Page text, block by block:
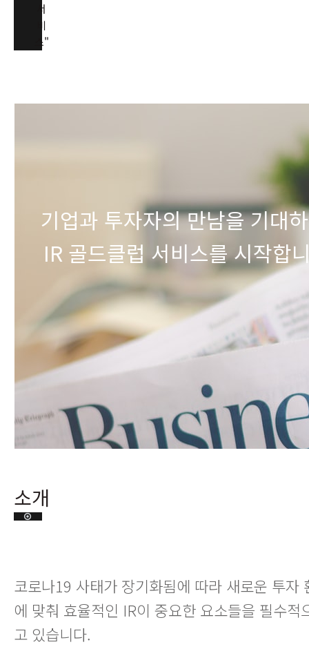
서
비
스"
기업과 투자자의 만남을 기대
IR 골드클럽 서비스를 시작합
소개
코로나19 사태가 장기화됨에 따라 새로운 투자
에 맞춰 효율적인 IR이 중요한 요소들을 필수적
고 있습니다.